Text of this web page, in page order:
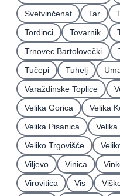
Svetvinčenat
Tar
Tordinci
Tovarnik
Trnovec Bartolovečki
Tučepi
Tuhelj
Varaždinske Toplice
Velika Gorica
Velika
Velika Pisanica
Velika
Veliko Trgovišće
Viljevo
Vinica
Virovitica
Vis